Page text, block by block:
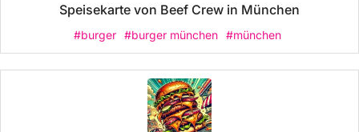
Speisekarte von Beef Crew in München
#burger #burger münchen #münchen